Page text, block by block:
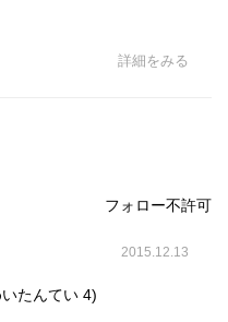
詳細をみる
フォロー不許可
2015.12.13
たんてい 4)